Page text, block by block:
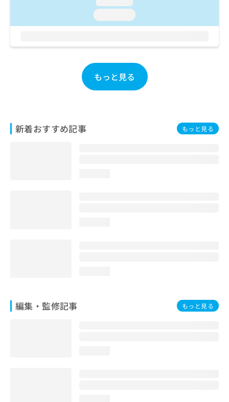
もっと見る
新着おすすめ記事 もっと見る
編集・監修記事 もっと見る
い
わ